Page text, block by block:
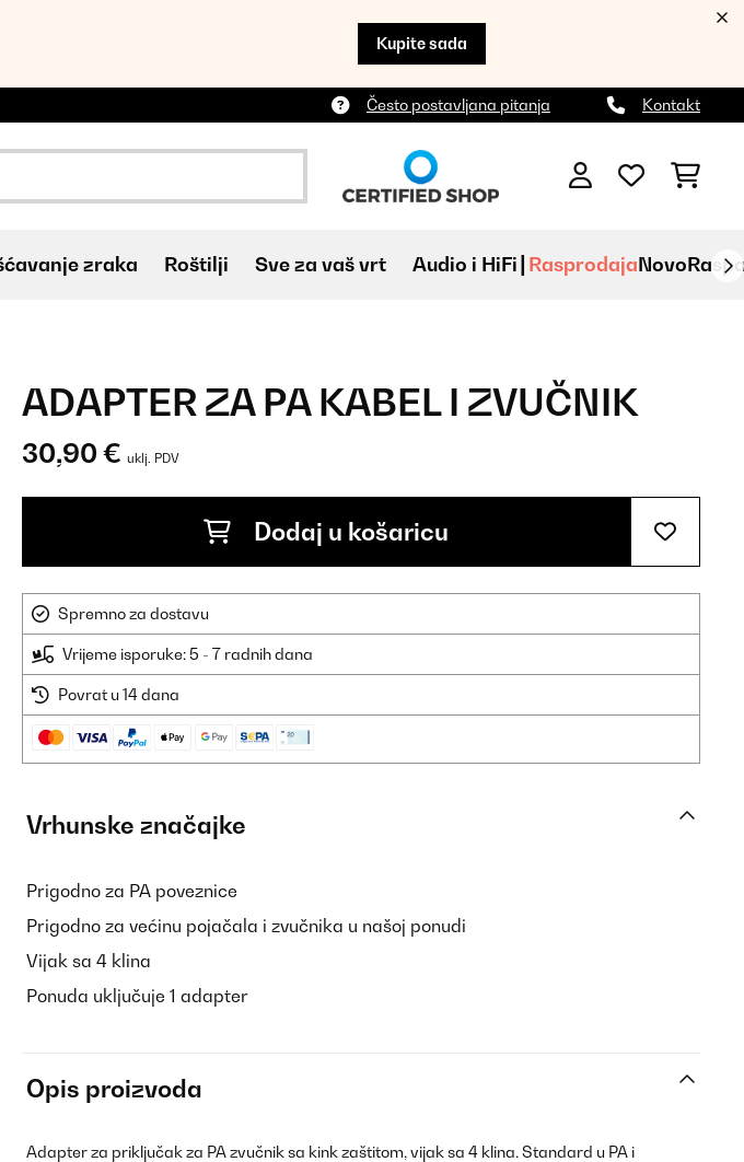
Kupite sada
Često postavljana pitanja Kontakt
zraka Roštilji Sve za vaš vrt Audio i HiFi RasprodajaNovo
ADAPTER ZA PA KABEL I ZVUČNIK
30,90 € uklj. PDV
Dodaj u košaricu
Spremno za dostavu
Vrijeme isporuke: 5 - 7 radnih dana
Povrat u 14 dana
Vrhunske značajke
Prigodno za PA poveznice
Prigodno za većinu pojačala i zvučnika u našoj ponudi
Vijak sa 4 klina
Ponuda uključuje 1 adapter
Opis proizvoda
Adapter za priključak za PA zvučnik sa kink zaštitom, vijak sa 4 klina. Standard u PA i